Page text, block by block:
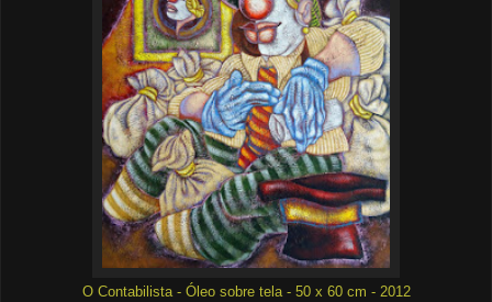
O Contabilista - Óleo sobre tela - 50 x 60 cm - 2012